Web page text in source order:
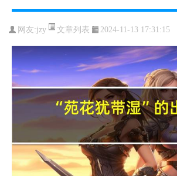
网友:jzy 文章列表 2024-11-13 17:31:15